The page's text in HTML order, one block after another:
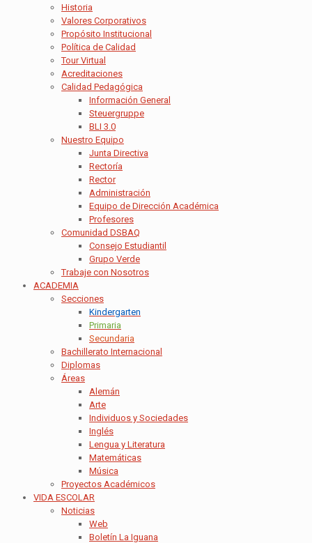
Historia
Valores Corporativos
Propósito Institucional
Política de Calidad
Tour Virtual
Acreditaciones
Calidad Pedagógica
Información General
Steuergruppe
BLI 3.0
Nuestro Equipo
Junta Directiva
Rectoría
Rector
Administración
Equipo de Dirección Académica
Profesores
Comunidad DSBAQ
Consejo Estudiantil
Grupo Verde
Trabaje con Nosotros
ACADEMIA
Secciones
Kindergarten
Primaria
Secundaria
Bachillerato Internacional
Diplomas
Áreas
Alemán
Arte
Individuos y Sociedades
Inglés
Lengua y Literatura
Matemáticas
Música
Proyectos Académicos
VIDA ESCOLAR
Noticias
Web
Boletín La Iguana